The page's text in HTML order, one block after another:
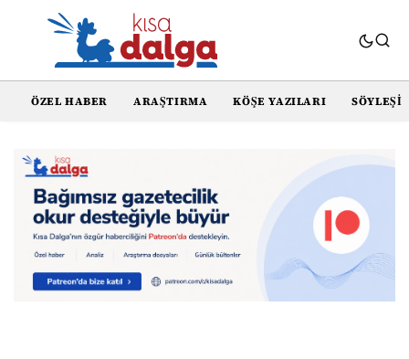
ÖZEL HABER ARAŞTIRMA KÖŞE YAZILARI SÖYLEŞI